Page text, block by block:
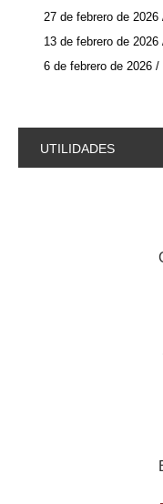
27 de febrero de 2026
13 de febrero de 2026
6 de febrero de 2026 /
UTILIDADES